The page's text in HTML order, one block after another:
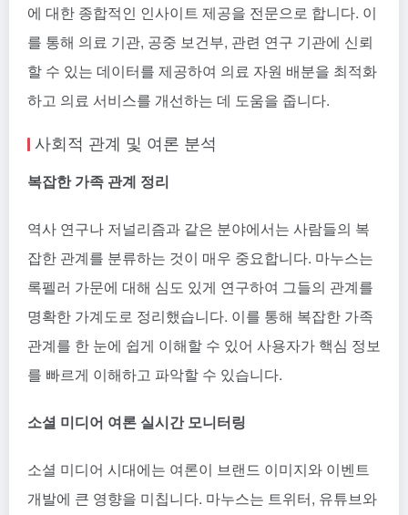
에 대한 종합적인 인사이트 제공을 전문으로 합니다. 이
를 통해 의료 기관, 공중 보건부, 관련 연구 기관에 신뢰
할 수 있는 데이터를 제공하여 의료 자원 배분을 최적화
하고 의료 서비스를 개선하는 데 도움을 줍니다.
사회적 관계 및 여론 분석
복잡한 가족 관계 정리
역사 연구나 저널리즘과 같은 분야에서는 사람들의 복
잡한 관계를 분류하는 것이 매우 중요합니다. 마누스는
록펠러 가문에 대해 심도 있게 연구하여 그들의 관계를
명확한 가계도로 정리했습니다. 이를 통해 복잡한 가족
관계를 한 눈에 쉽게 이해할 수 있어 사용자가 핵심 정보
를 빠르게 이해하고 파악할 수 있습니다.
소셜 미디어 여론 실시간 모니터링
소셜 미디어 시대에는 여론이 브랜드 이미지와 이벤트
개발에 큰 영향을 미칩니다. 마누스는 트위터, 유튜브와